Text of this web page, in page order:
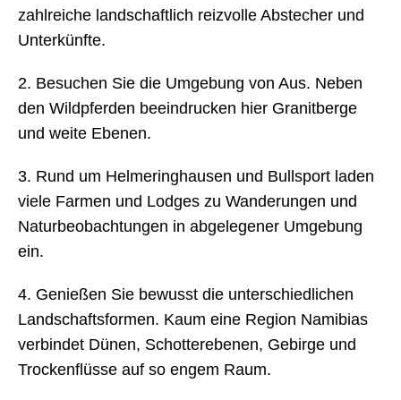
zahlreiche landschaftlich reizvolle Abstecher und
Unterkünfte.
2. Besuchen Sie die Umgebung von Aus. Neben
den Wildpferden beeindrucken hier Granitberge
und weite Ebenen.
3. Rund um Helmeringhausen und Bullsport laden
viele Farmen und Lodges zu Wanderungen und
Naturbeobachtungen in abgelegener Umgebung
ein.
4. Genießen Sie bewusst die unterschiedlichen
Landschaftsformen. Kaum eine Region Namibias
verbindet Dünen, Schotterebenen, Gebirge und
Trockenflüsse auf so engem Raum.